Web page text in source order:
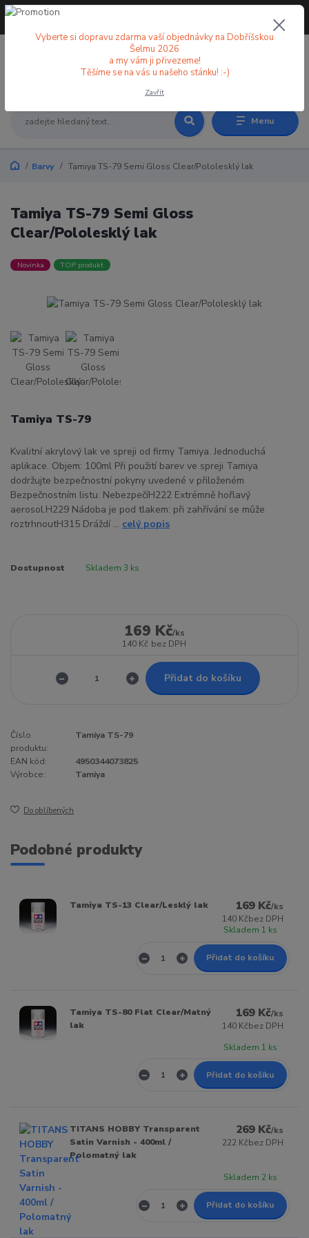
Menu
+420 773 998 582
Barvy Tamiya TS-79 Semi Gloss Clear/Pololesklý lak
Tamiya TS-79 Semi Gloss
Clear/Pololesklý lak
Novinka TOP produkt
Tamiya TS-79
Kvalitní akrylový lak ve spreji od firmy Tamiya. Jednoduchá
aplikace. Objem: 100ml Při použití barev ve spreji Tamiya
dodržujte bezpečnostní pokyny uvedené v přiloženém
Bezpečnostním listu. NebezpečíH222 Extrémně hořlavý
aerosol.H229 Nádoba je pod tlakem: při zahřívání se může
roztrhnoutH315 Dráždí ... celý popis
Dostupnost Skladem 3 ks
169 Kč/ks
140 Kč bez DPH
Přidat do košíku
Číslo
produktu:
Tamiya TS-79
EAN kód:
4950344073825
Výrobce:
Tamiya
Do oblíbených
Podobné produkty
Tamiya TS-13 Clear/Lesklý lak 169 Kč/ks
140 Kčbez DPH
Skladem 1 ks
Přidat do košíku
Tamiya TS-80 Flat Clear/Matný
lak
169 Kč/ks
140 Kčbez DPH
Skladem 1 ks
Přidat do košíku
TITANS HOBBY Transparent
Satin Varnish - 400ml /
Polomatný lak
269 Kč/ks
222 Kčbez DPH
Skladem 2 ks
Přidat do košíku
Vyberte si dopravu zdarma vaší objednávky na Dobříšskou
Šelmu 2026
a my vám ji přivezeme!
Těšíme se na vás u našeho stánku! :-)
Zavřít